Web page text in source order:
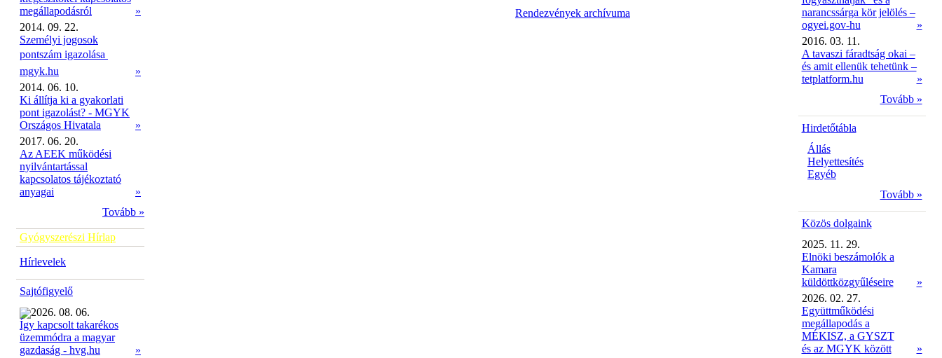
megállapodásról
»
2014. 09. 22.
Személyi jogosok
pontszám igazolása 
mgyk.hu
»
2014. 06. 10.
Ki állítja ki a gyakorlati
pont igazolást? - MGYK
Országos Hivatala
»
2017. 06. 20.
Az AEEK működési
nyilvántartással
kapcsolatos tájékoztató
anyagai
»
Tovább »
Gyógyszerészi Hírlap
Hírlevelek
Sajtófigyelő
2026. 08. 06.
Így kapcsolt takarékos
üzemmódra a magyar
gazdaság - hvg.hu
»
Rendezvények archívuma
narancssárga kör jelölés –
ogyei.gov-hu
»
2016. 03. 11.
A tavaszi fáradtság okai –
és amit ellenük tehetünk –
tetplatform.hu
»
Tovább »
Hirdetőtábla
Állás
Helyettesítés
Egyéb
Tovább »
Közös dolgaink
2025. 11. 29.
Elnöki beszámolók a
Kamara
küldöttközgyűléseire
»
2026. 02. 27.
Együttműködési
megállapodás a
MÉKISZ, a GYSZT
és az MGYK között
»